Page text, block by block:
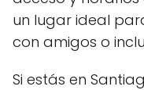
un lugar ideal
con amigos o
Si estás en